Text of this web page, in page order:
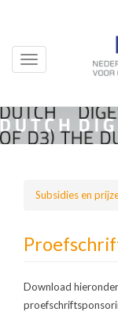
Overslaan
en
Toggle
Subsidies en
Download